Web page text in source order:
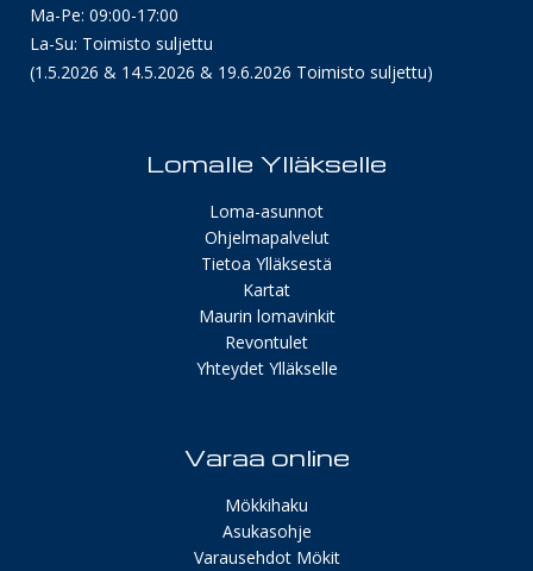
Ma-Pe: 09:00-17:00
La-Su: Toimisto suljettu
(1.5.2026 & 14.5.2026 & 19.6.2026 Toimisto suljettu)
Lomalle Ylläkselle
Loma-asunnot
Ohjelmapalvelut
Tietoa Ylläksestä
Kartat
Maurin lomavinkit
Revontulet
Yhteydet Ylläkselle
Varaa online
Mökkihaku
Asukasohje
Varausehdot Mökit